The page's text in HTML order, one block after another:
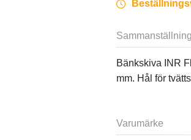
Sammanställning
Bänkskiva INR
mm. Hål för
Varumärke